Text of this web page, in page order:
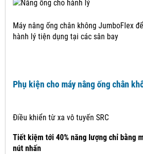
Máy nâng ống chân không JumboFlex
hành lý tiện dụng tại các sân bay
Phụ kiện cho máy nâng ống chân
Điều khiển từ xa vô tuyến SRC
Tiết kiệm tới 40% năng lượng chỉ bằng
nút nhấn